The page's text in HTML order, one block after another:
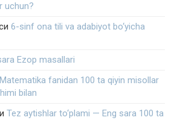
uchun?
6-sinf ona tili va adabiyot bo‘yicha
Ezop masallari
Matematika fanidan 100 ta qiyin misollar
bilan
Tez aytishlar to‘plami — Eng sara 100 ta